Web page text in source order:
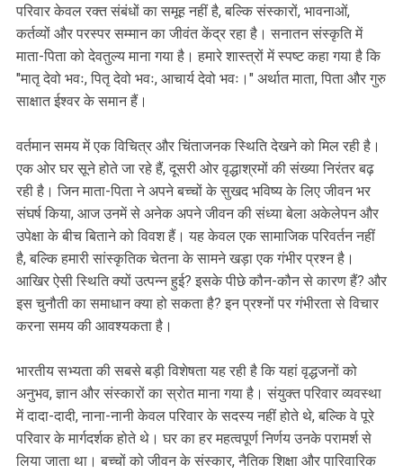
परिवार केवल रक्त संबंधों का समूह नहीं है, बल्कि संस्कारों, भावनाओं,
कर्तव्यों और परस्पर सम्मान का जीवंत केंद्र रहा है। सनातन संस्कृति में
माता-पिता को देवतुल्य माना गया है। हमारे शास्त्रों में स्पष्ट कहा गया है कि
"मातृ देवो भवः, पितृ देवो भवः, आचार्य देवो भवः।" अर्थात माता, पिता और गुरु
साक्षात ईश्वर के समान हैं।
वर्तमान समय में एक विचित्र और चिंताजनक स्थिति देखने को मिल रही है।
एक ओर घर सूने होते जा रहे हैं, दूसरी ओर वृद्धाश्रमों की संख्या निरंतर बढ़
रही है। जिन माता-पिता ने अपने बच्चों के सुखद भविष्य के लिए जीवन भर
संघर्ष किया, आज उनमें से अनेक अपने जीवन की संध्या बेला अकेलेपन और
उपेक्षा के बीच बिताने को विवश हैं। यह केवल एक सामाजिक परिवर्तन नहीं
है, बल्कि हमारी सांस्कृतिक चेतना के सामने खड़ा एक गंभीर प्रश्न है।
आखिर ऐसी स्थिति क्यों उत्पन्न हुई? इसके पीछे कौन-कौन से कारण हैं? और
इस चुनौती का समाधान क्या हो सकता है? इन प्रश्नों पर गंभीरता से विचार
करना समय की आवश्यकता है।
भारतीय सभ्यता की सबसे बड़ी विशेषता यह रही है कि यहां वृद्धजनों को
अनुभव, ज्ञान और संस्कारों का स्रोत माना गया है। संयुक्त परिवार व्यवस्था
में दादा-दादी, नाना-नानी केवल परिवार के सदस्य नहीं होते थे, बल्कि वे पूरे
परिवार के मार्गदर्शक होते थे। घर का हर महत्वपूर्ण निर्णय उनके परामर्श से
लिया जाता था। बच्चों को जीवन के संस्कार, नैतिक शिक्षा और पारिवारिक